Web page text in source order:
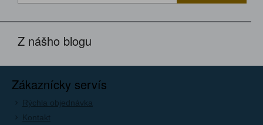
Z nášho blogu
Zákaznícky servís
Rýchla objednávka
Kontakt